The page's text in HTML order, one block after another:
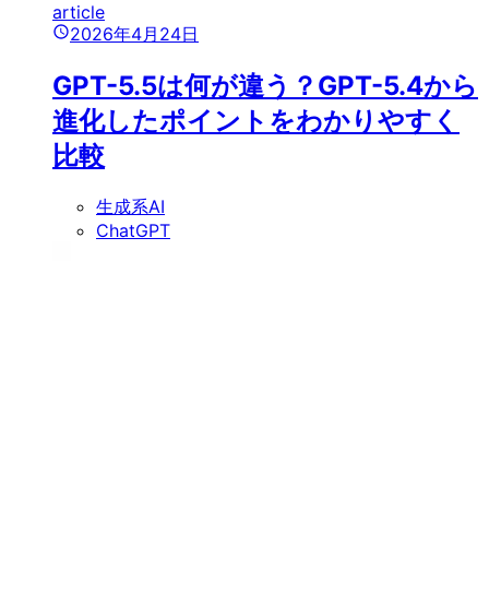
article
2026年4月24日
GPT-5.5は何が違う？GPT-5.4から
進化したポイントをわかりやすく
比較
生成系AI
ChatGPT